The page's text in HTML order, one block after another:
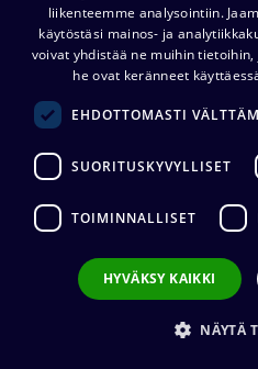
Cordial
silentPLUG®
73,36 (alv. 0 %)
:1 x 6,3 mm mono
Kaapelin valmistaja: Cordial
Liittimen valmistaja:Neutrik
1 x 0.50 mm²
liikenteemme analysointiin.
käytöstäsi mainos- ja
voivat yhdistää ne muihin
he ovat keränneet
EHDOTTOMASTI
SUORITUSKYVYLLISET
TOIMINNALLISET
HYVÄKSY KAIKKI
NÄYTÄ